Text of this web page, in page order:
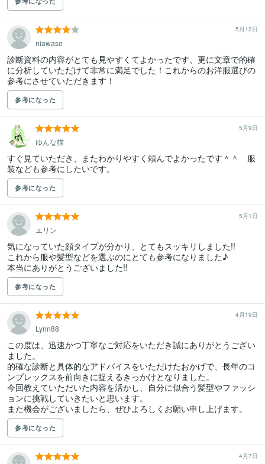
5月12日
niawase
診断資料の内容がとても見やすくてよかったです、更に文章で的確
に分析していただけて非常に満足でした！これからのお洋服選びの
参考にさせていただきます！
参考になった
5月9日
ゆんな猫
すぐ見ていただき、またわかりやすく頼んでよかったです＾＾　服
装なども参考にしたいです。
参考になった
5月1日
エリン
気になっていた顔タイプが分かり、とてもスッキリしました!!
これから服や髪型などを選ぶのにとても参考になりました♪
本当にありがとうございました!!
参考になった
4月19日
Lynn88
この度は、迅速かつ丁寧なご対応をいただき誠にありがとうござい
ました。
的確な診断と具体的なアドバイスをいただけたおかげで、長年のコ
ンプレックスを前向きに捉えるきっかけとなりました。
今回教えていただいた内容を活かし、自分に似合う髪型やファッシ
ョンに挑戦していきたいと思います。
また機会がございましたら、ぜひよろしくお願い申し上げます。
参考になった
4月7日